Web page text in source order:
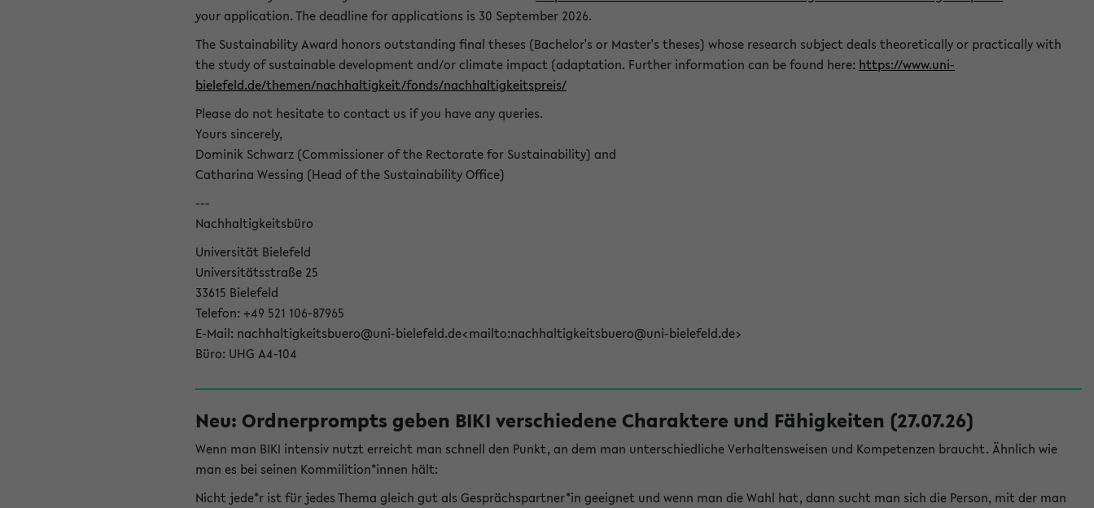
your application. The deadline for applications is 30 September 2026.
The Sustainability Award honors outstanding final theses (Bachelor's or Master's theses) whose research subject deals theoretically or practically with
the study of sustainable development and/or climate impact (adaptation. Further information can be found here: https://www.uni-
bielefeld.de/themen/nachhaltigkeit/fonds/nachhaltigkeitspreis/
Please do not hesitate to contact us if you have any queries.
Yours sincerely,
Dominik Schwarz (Commissioner of the Rectorate for Sustainability) and
Catharina Wessing (Head of the Sustainability Office)
---
Nachhaltigkeitsbüro
Universität Bielefeld
Universitätsstraße 25
33615 Bielefeld
Telefon: +49 521 106-87965
E-Mail: nachhaltigkeitsbuero@uni-bielefeld.de<mailto:nachhaltigkeitsbuero@uni-bielefeld.de>
Büro: UHG A4-104
Neu: Ordnerprompts geben BIKI verschiedene Charaktere und Fähigkeiten (27.07.26)
Wenn man BIKI intensiv nutzt erreicht man schnell den Punkt, an dem man unterschiedliche Verhaltensweisen und Kompetenzen braucht. Ähnlich wie
man es bei seinen Kommilition*innen hält:
Nicht jede*r ist für jedes Thema gleich gut als Gesprächspartner*in geeignet und wenn man die Wahl hat, dann sucht man sich die Person, mit der man